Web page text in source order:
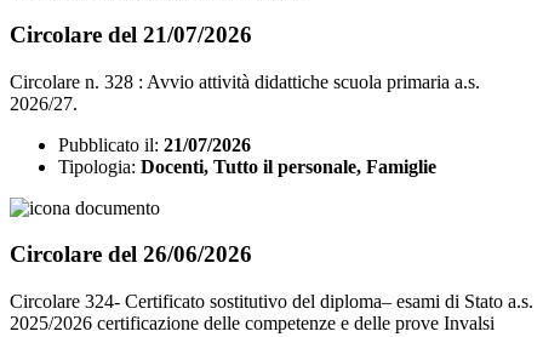
Circolare del 21/07/2026
Circolare n. 328 : Avvio attività didattiche scuola primaria a.s.
2026/27.
Pubblicato il: 21/07/2026
Tipologia: Docenti, Tutto il personale, Famiglie
Circolare del 26/06/2026
Circolare 324- Certificato sostitutivo del diploma– esami di Stato a.s.
2025/2026 certificazione delle competenze e delle prove Invalsi